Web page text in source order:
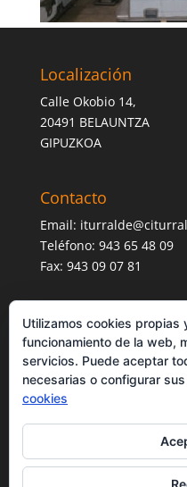
Localización
Calle Okobio 14,
20491 BELAUNTZA
GIPUZKOA
Contacto
Email:
Teléfono: 943 65 48 09
Fax: 943 09 07 81
Utilizamos cookies propias
funcionamiento de la web,
servicios. Puede aceptar
necesarias o configurar
cookies